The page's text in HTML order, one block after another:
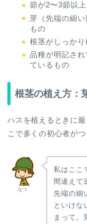
節が2〜3節以
芽（先端の細
もの
根茎がしっか
品種が明記さ
ているもの
根茎の植え方：
ハスを植えるときに
こで多くの初心者がつ
なつ
私はここ
間違えて
先端の細
といけな
まって。